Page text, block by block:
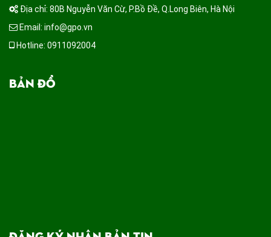
Địa chỉ: 80B Nguyễn Văn Cừ, P.Bồ Đề, Q.Long Biên, Hà Nội
Email: info@gpo.vn
Hotline: 0911092004
BẢN ĐỒ